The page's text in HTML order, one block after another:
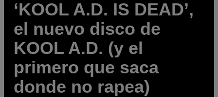
‘KOOL A.D. IS DEAD’,
el nuevo disco de
KOOL A.D. (y el
primero que saca
donde no rapea)